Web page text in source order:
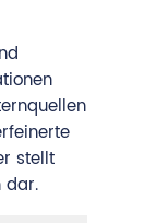
stellt
dar.